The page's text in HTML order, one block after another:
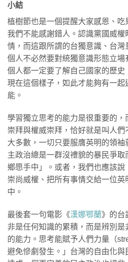
小結
植樹節也是一個提醒大家感恩、
我們不能感謝錯人。認識黨國威
情，而這跟所謂的台獨意識、台
個人不必然要對統獨意識形態立
個人都一定要了解自己國家的歷史
現在這個樣子，如此才能夠有一
能。
學習獨立思考的能力是很重要的
崇拜與權威崇拜，恰好就是叫人
大多數，一切只要服膺英明的領
主政治總是一群沒禮貌的暴民爭
鄉愿手中」。或者，我們也應該
崇尚威權、把所有事情交給一位
中。
最後套一句電影《漢娜鄂蘭》的台
非是任何知識的累積，而是辨別
的能力。思考能賦予人們力量（
避免慘劇發生。」台灣的自由化